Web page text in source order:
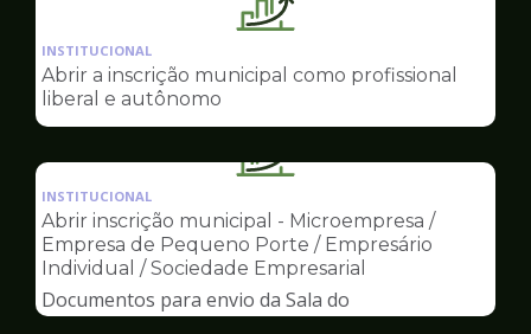
Ilustração
pagina
Sala
Empreendedor
INSTITUCIONAL
Abrir a inscrição municipal como profissional
liberal e autônomo
Ilustração
pagina
de
Sala
do
Empreendedor
INSTITUCIONAL
Abrir inscrição municipal - Microempresa /
Empresa de Pequeno Porte / Empresário
Individual / Sociedade Empresarial
Documentos para envio da Sala do